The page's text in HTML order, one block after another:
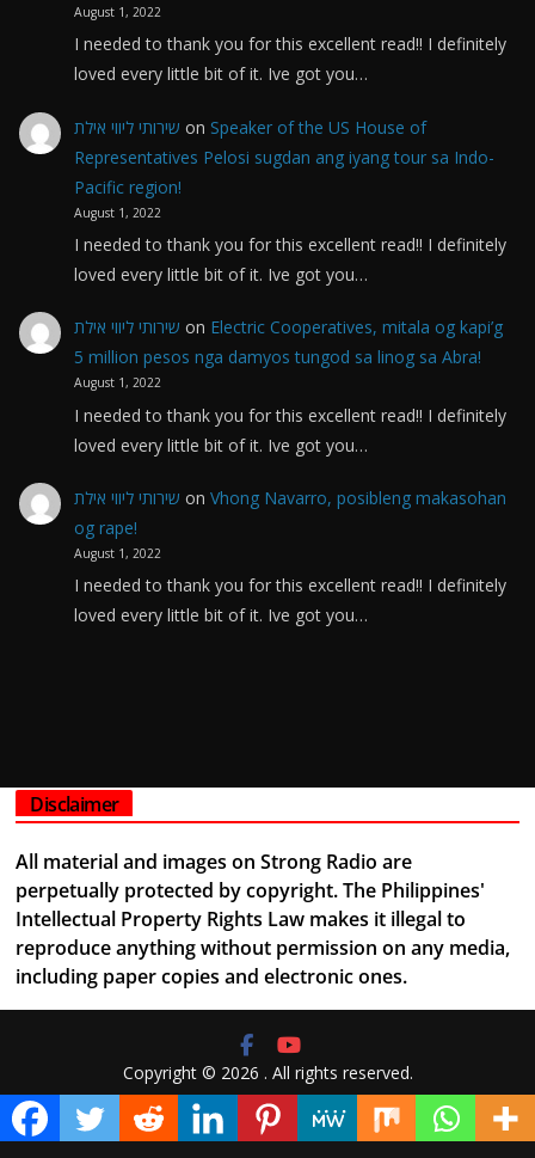
August 1, 2022
I needed to thank you for this excellent read!! I definitely
loved every little bit of it. Ive got you…
שירותי ליווי אילת on Speaker of the US House of
Representatives Pelosi sugdan ang iyang tour sa Indo-
Pacific region!
August 1, 2022
I needed to thank you for this excellent read!! I definitely
loved every little bit of it. Ive got you…
שירותי ליווי אילת on Electric Cooperatives, mitala og kapi’g
5 million pesos nga damyos tungod sa linog sa Abra!
August 1, 2022
I needed to thank you for this excellent read!! I definitely
loved every little bit of it. Ive got you…
שירותי ליווי אילת on Vhong Navarro, posibleng makasohan
og rape!
August 1, 2022
I needed to thank you for this excellent read!! I definitely
loved every little bit of it. Ive got you…
Disclaimer
All material and images on Strong Radio are
perpetually protected by copyright. The Philippines'
Intellectual Property Rights Law makes it illegal to
reproduce anything without permission on any media,
including paper copies and electronic ones.
Copyright © 2026 . All rights reserved.
Theme:ColorMagby ThemeGrill. Powered byWordPress.